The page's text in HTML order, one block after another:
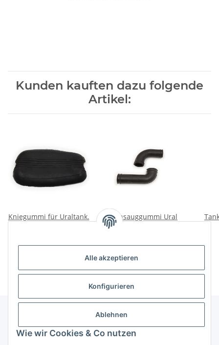
Alle akzeptieren
Konfigurieren
Ablehnen
Wie wir Cookies & Co nutzen
Kunden kauften dazu folgende
Artikel:
Kniegummi für Uraltank.
Ansauggummi Ural
Informationen